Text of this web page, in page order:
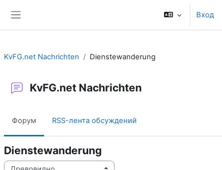
Вход
KvFG.net Nachrichten Dienstewanderung
KvFG.net Nachrichten
Форум RSS-лента обсуждений
Dienstewanderung
Режим отображения